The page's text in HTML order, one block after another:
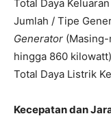
Total Daya
Jumlah / Tipe
Generator
hingga 860 kilowatt)
Total Daya Listrik
Kecepatan dan